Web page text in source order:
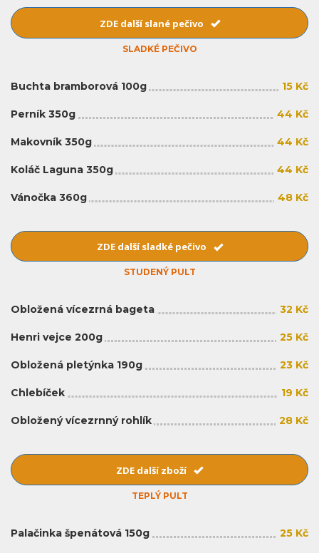
ZDE další slané pečivo
SLADKÉ PEČIVO
Buchta bramborová 100g 15 Kč
Perník 350g 44 Kč
Makovník 350g 44 Kč
Koláč Laguna 350g 44 Kč
Vánočka 360g 48 Kč
ZDE další sladké pečivo
STUDENÝ PULT
Obložená vícezrná bageta 32 Kč
Henri vejce 200g 25 Kč
Obložená pletýnka 190g 23 Kč
Chlebíček 19 Kč
Obložený vícezrnný rohlík 28 Kč
ZDE další zboží
TEPLÝ PULT
Palačinka špenátová 150g 25 Kč